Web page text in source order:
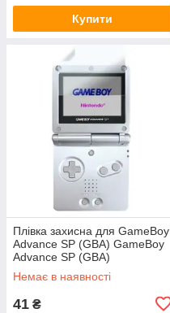
Купити
Плівка захисна для GameBoy
Advance SP (GBA) GameBoy
Advance SP (GBA)
Немає в наявності
41 ₴